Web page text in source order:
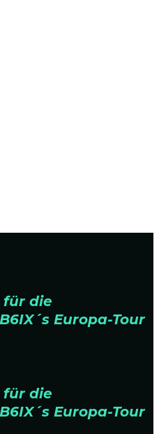
für die
Europa-Tour
für die
Europa-Tour